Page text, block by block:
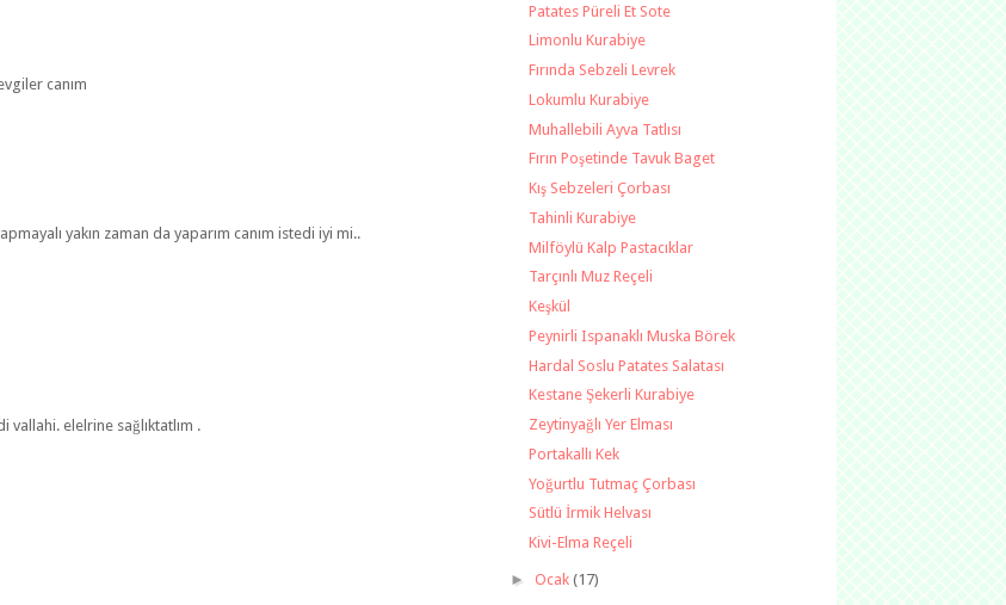
canım
yakın zaman da yaparım canım istedi iyi mi..
elelrine sağlıktatlım .
Patates Püreli Et Sote
Limonlu Kurabiye
Fırında Sebzeli Levrek
Lokumlu Kurabiye
Muhallebili Ayva Tatlısı
Fırın Poşetinde Tavuk Baget
Kış Sebzeleri Çorbası
Tahinli Kurabiye
Milföylü Kalp Pastacıklar
Tarçınlı Muz Reçeli
Keşkül
Peynirli Ispanaklı Muska Börek
Hardal Soslu Patates Salatası
Kestane Şekerli Kurabiye
Zeytinyağlı Yer Elması
Portakallı Kek
Yoğurtlu Tutmaç Çorbası
Sütlü İrmik Helvası
Kivi-Elma Reçeli
► Ocak (17)